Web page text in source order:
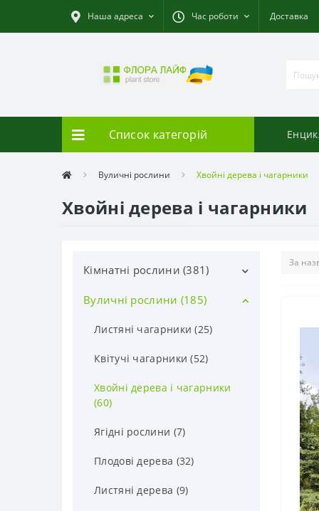
Наша адреса Час роботи Доставка
Список категорій
Вуличні рослини Хвойні дерева і чагарники
Хвойні дерева і чагарники
Кімнатні рослини (381)
Декоративно-листяні (113)
Квітучі (37)
Орхідеї фаленопсис (70)
Орхідеї (24)
Вуличні рослини (185)
Листяні чагарники (25)
Квітучі чагарники (52)
Хвойні дерева і чагарники
(60)
Ягідні рослини (7)
Плодові дерева (32)
Листяні дерева (9)